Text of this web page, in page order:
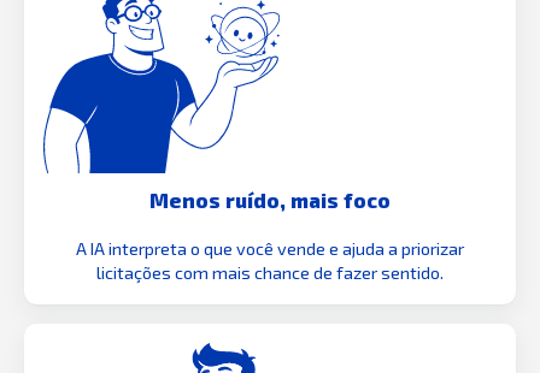
Menos ruído, mais foco
A IA interpreta o que você vende e ajuda a priorizar
licitações com mais chance de fazer sentido.